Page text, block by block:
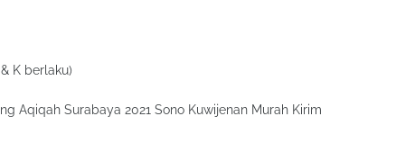
K berlaku)
Aqiqah Surabaya 2021 Sono Kuwijenan Murah Kirim